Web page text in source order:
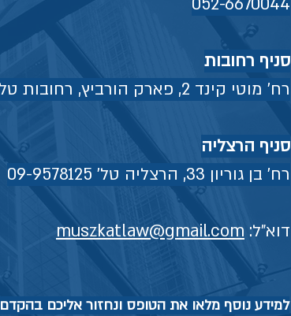
סניף רחובות
רח' מוטי קינד 2, פארק הורביץ, רחובות טל' 08-9349992
סניף הרצליה
רח' בן גוריון 33, הרצליה טל' 09-9578125
דוא"ל: muszkatlaw@gmail.com
למידע נוסף מלאו את הטופס ונחזור אליכם בהקדם